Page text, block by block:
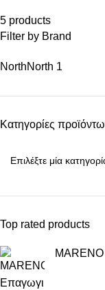
5 products
Filter by Brand
NorthNorth 1
Κατηγορίες
Top rated products